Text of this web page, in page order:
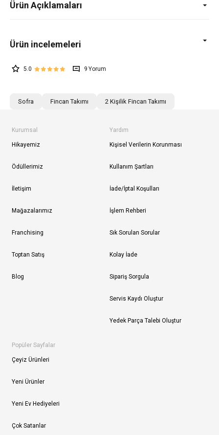
Ürün Açıklamaları
5.0 9
Sofra Fincan Takımı 2 Kişilik Fincan Takımı
Kurumsal
Hikayemiz
Ödüllerimiz
İletişim
Mağazalarımız
Franchising
Toptan Satış
Blog
Yardım
Kişisel Verilerin Korunması
Kullanım Şartları
İade/İptal Koşulları
İşlem Rehberi
Sık Sorulan Sorular
Kolay İade
Sipariş Sorgula
Servis Kaydı Oluştur
Yedek Parça Talebi Oluştur
Popüler Sayfalar
Çeyiz Ürünleri
Yeni Ürünler
Yeni Ev Hediyeleri
Çok Satanlar